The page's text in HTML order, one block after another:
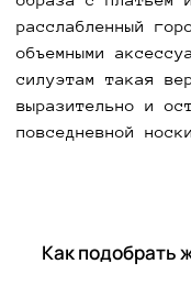
расслабленный
объемными
силуэтам такая
выразительно и
повседневной
Как подобрать